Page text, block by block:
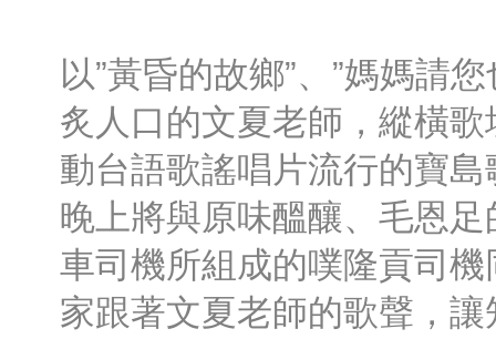
以”黃昏的故鄉”、”媽媽請
炙人口的文夏老師，縱橫
動台語歌謠唱片流行的寶
晚上將與原味醞釀、毛恩
車司機所組成的噗隆貢司
家跟著文夏老師的歌聲，